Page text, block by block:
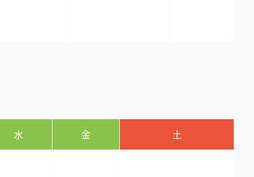
水 金 土